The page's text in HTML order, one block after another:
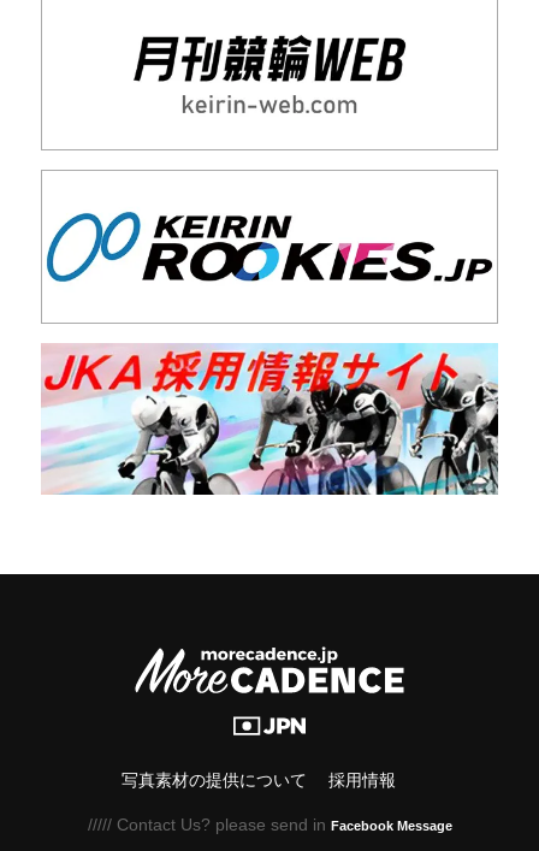
写真素材の提供について 採用情報
///// Contact Us? please send in Facebook Message